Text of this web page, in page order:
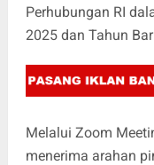
Perhubungan RI
2025 dan Tahun
Melalui Zoom
menerima arahan